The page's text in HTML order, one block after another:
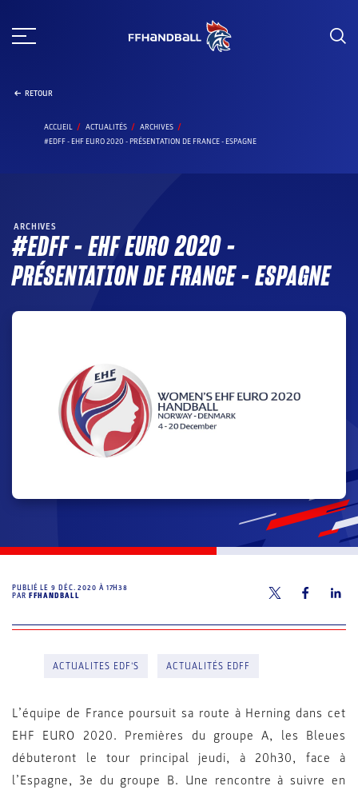
au
RETOUR
ACCUEIL ACTUALITÉS
ARCHIVES
#EDFF - EHF EURO 2020 - PRÉSENTATION DE FRANCE - ESPAGNE
ARCHIVES
#EDFF – EHF EURO 2020 –
PRÉSENTATION DE FRANCE – ESPAGNE
PUBLIÉ LE9 DÉC. 2020 À 17H38
PAR FFHANDBALL
ACTUALITES EDF'S ACTUALITÉS EDFF
L’équipe de France poursuit sa route à Herning dans cet
EHF EURO 2020. Premières du groupe A, les Bleues
débuteront le tour principal jeudi, à 20h30, face à
l’Espagne, 3e du groupe B. Une rencontre à suivre en